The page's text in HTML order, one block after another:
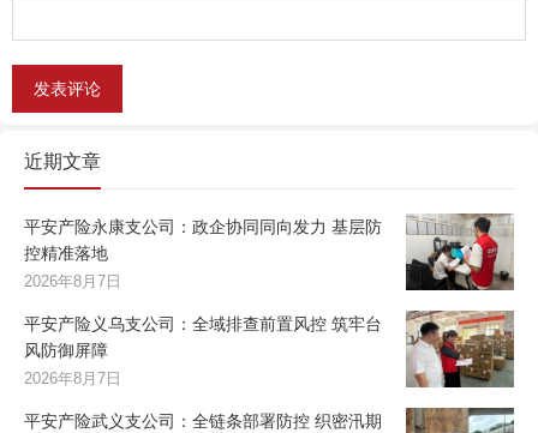
近期文章
平安产险永康支公司：政企协同同向发力 基层防
控精准落地
2026年8月7日
平安产险义乌支公司：全域排查前置风控 筑牢台
风防御屏障
2026年8月7日
平安产险武义支公司：全链条部署防控 织密汛期